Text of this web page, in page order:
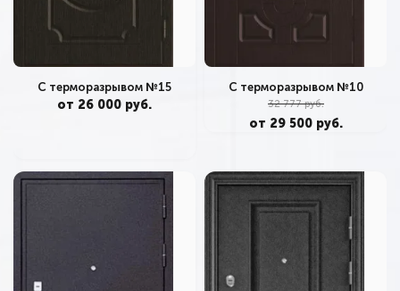
С терморазрывом №15
от 26 000 руб.
С терморазрывом №10
32 777 руб.
от 29 500 руб.